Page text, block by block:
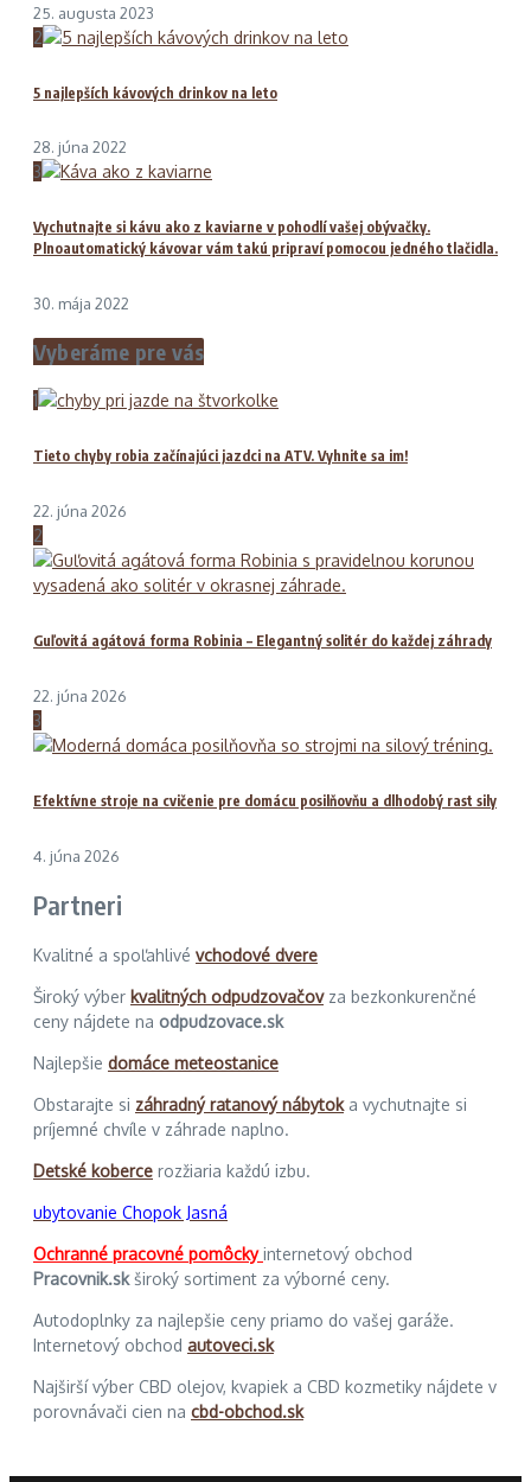
25. augusta 2023
2
5 najlepších kávových drinkov na leto
28. júna 2022
3
Vychutnajte si kávu ako z kaviarne v pohodlí vašej obývačky.
Plnoautomatický kávovar vám takú pripraví pomocou jedného tlačidla.
30. mája 2022
Vyberáme pre vás
1
Tieto chyby robia začínajúci jazdci na ATV. Vyhnite sa im!
22. júna 2026
2
Guľovitá agátová forma Robinia – Elegantný solitér do každej záhrady
22. júna 2026
3
Efektívne stroje na cvičenie pre domácu posilňovňu a dlhodobý rast sily
4. júna 2026
Partneri
Kvalitné a spoľahlivé vchodové dvere
Široký výber kvalitných odpudzovačovza bezkonkurenčné
ceny nájdete na odpudzovace.sk
Najlepšie domáce meteostanice
Obstarajte si záhradný ratanový nábytoka vychutnajte si
príjemné chvíle v záhrade naplno.
Detské koberce rozžiaria každú izbu.
ubytovanie Chopok Jasná
Ochranné pracovné pomôckyinternetový obchod
Pracovnik.skširoký sortiment za výborné ceny.
Autodoplnky za najlepšie ceny priamo do vašej garáže.
Internetový obchod autoveci.sk
Najširší výber CBD olejov, kvapiek a CBD kozmetiky nájdete v
porovnávači cien na cbd-obchod.sk